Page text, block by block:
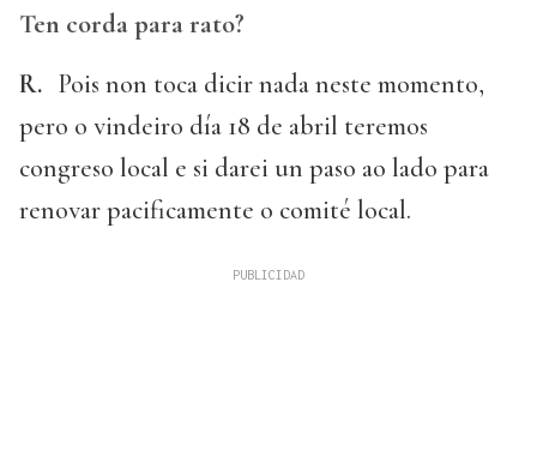
Ten corda para rato?
R. Pois non toca dicir nada neste momento,
pero o vindeiro día 18 de abril teremos
congreso local e si darei un paso ao lado para
renovar pacificamente o comité local.